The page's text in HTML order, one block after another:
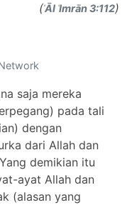
(ʾĀl ʿImrān 3:112)
saja mereka
pada tali
dengan
dari Allah dan
demikian itu
ayat Allah dan
(alasan yang